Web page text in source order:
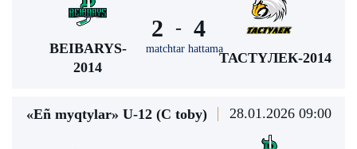
BEIBARYS-
2014
2 -
matchtar hattama
4
ТАСТҮЛЕК-2014
«Eñ myqtylar» U-12 (С toby) 28.01.2026 09:00